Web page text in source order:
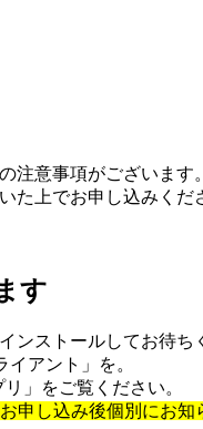
注意事項がございます。
た上でお申し込みくだ
す
ンストールしてお待ち
アント」を。
」をご覧ください。
申し込み後個別にお知